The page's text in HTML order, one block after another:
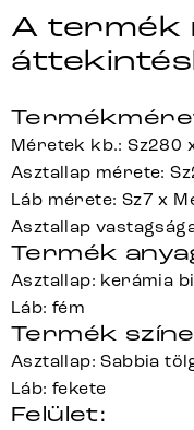
A termék
Méretek kb.: Sz280
Asztallap mérete:
Láb mérete: Sz7 x
Asztallap
Termék
Asztallap: kerámia
Láb: fém
Termék
Asztallap: Sabbia
Láb: fekete
Felület: